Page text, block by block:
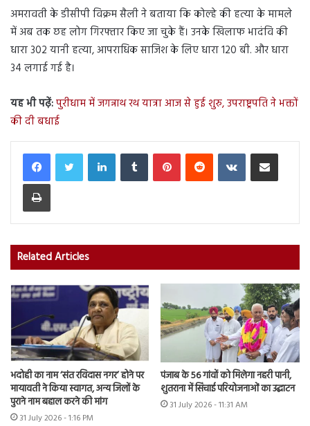
अमरावती के डीसीपी विक्रम सैली ने बताया कि कोल्हे की हत्या के मामले
में अब तक छह लोग गिरफ्तार किए जा चुके हैं। उनके खिलाफ भादंवि की
धारा 302 यानी हत्या, आपराधिक साजिश के लिए धारा 120 बी. और धारा
34 लगाई गई है।
यह भी पढ़ें:पुरीधाम में जगन्नाथ रथ यात्रा आज से हुई शुरु, उपराष्ट्रपति ने भक्तों
की दी बधाई
LinkedInTumblr PinterestReddit VKontakteShare via Email
Print
Related Articles
भदोही का नाम ‘संत रविदास नगर’ होने पर
मायावती ने किया स्वागत, अन्य जिलों के
पुराने नाम बहाल करने की मांग
31 July 2026 - 1:16 PM
पंजाब के 56 गांवों को मिलेगा नहरी पानी,
शुतराना में सिंचाई परियोजनाओं का उद्घाटन
31 July 2026 - 11:31 AM